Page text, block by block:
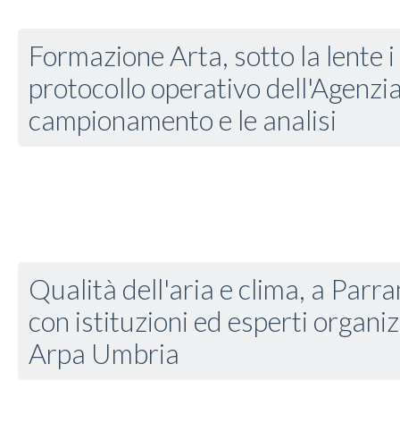
Formazione Arta, sotto la lente i
protocollo operativo
campionamento e le analisi
Qualità dell'aria e clima, a
con istituzioni ed esperti
Arpa Umbria